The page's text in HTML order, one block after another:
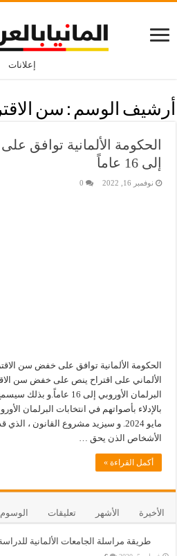
إعلانات
أرشيف الوسم : سن
الحكومة الألمانية توافق
إلى 16 عاماً
نوفمبر 16, 2022 0
الألماني على اقتراح ينص على خفض سن
البرلمان الأوروبي إلى 16
بالإدلاء بأصواتهم في انتخابات البرلمان
مايو 2024. و سيزيد مشروع القانون ،
الأشخاص الذن يحق …
أكمل القراءة »
الأخيرة الأشهر تعليقات الوسوم
طريقة مراسلة الجامعات الألمانية